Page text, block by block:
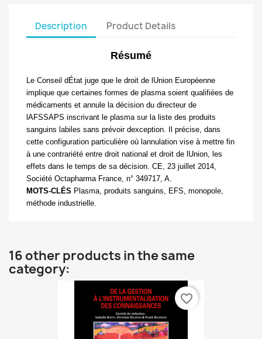
Description Product Details
Résumé
Le Conseil dÉtat juge que le droit de lUnion Européenne
implique que certaines formes de plasma soient qualifiées de
médicaments et annule la décision du directeur de
lAFSSAPS inscrivant le plasma sur la liste des produits
sanguins labiles sans prévoir dexception. Il précise, dans
cette configuration particulière où lannulation vise à mettre fin
à une contrariété entre droit national et droit de lUnion, les
effets dans le temps de sa décision. CE, 23 juillet 2014,
Société Octapharma France, n° 349717, A.
MOTS-CLÉS Plasma, produits sanguins, EFS, monopole,
méthode industrielle.
16 other products in the same
category:
favorite_border